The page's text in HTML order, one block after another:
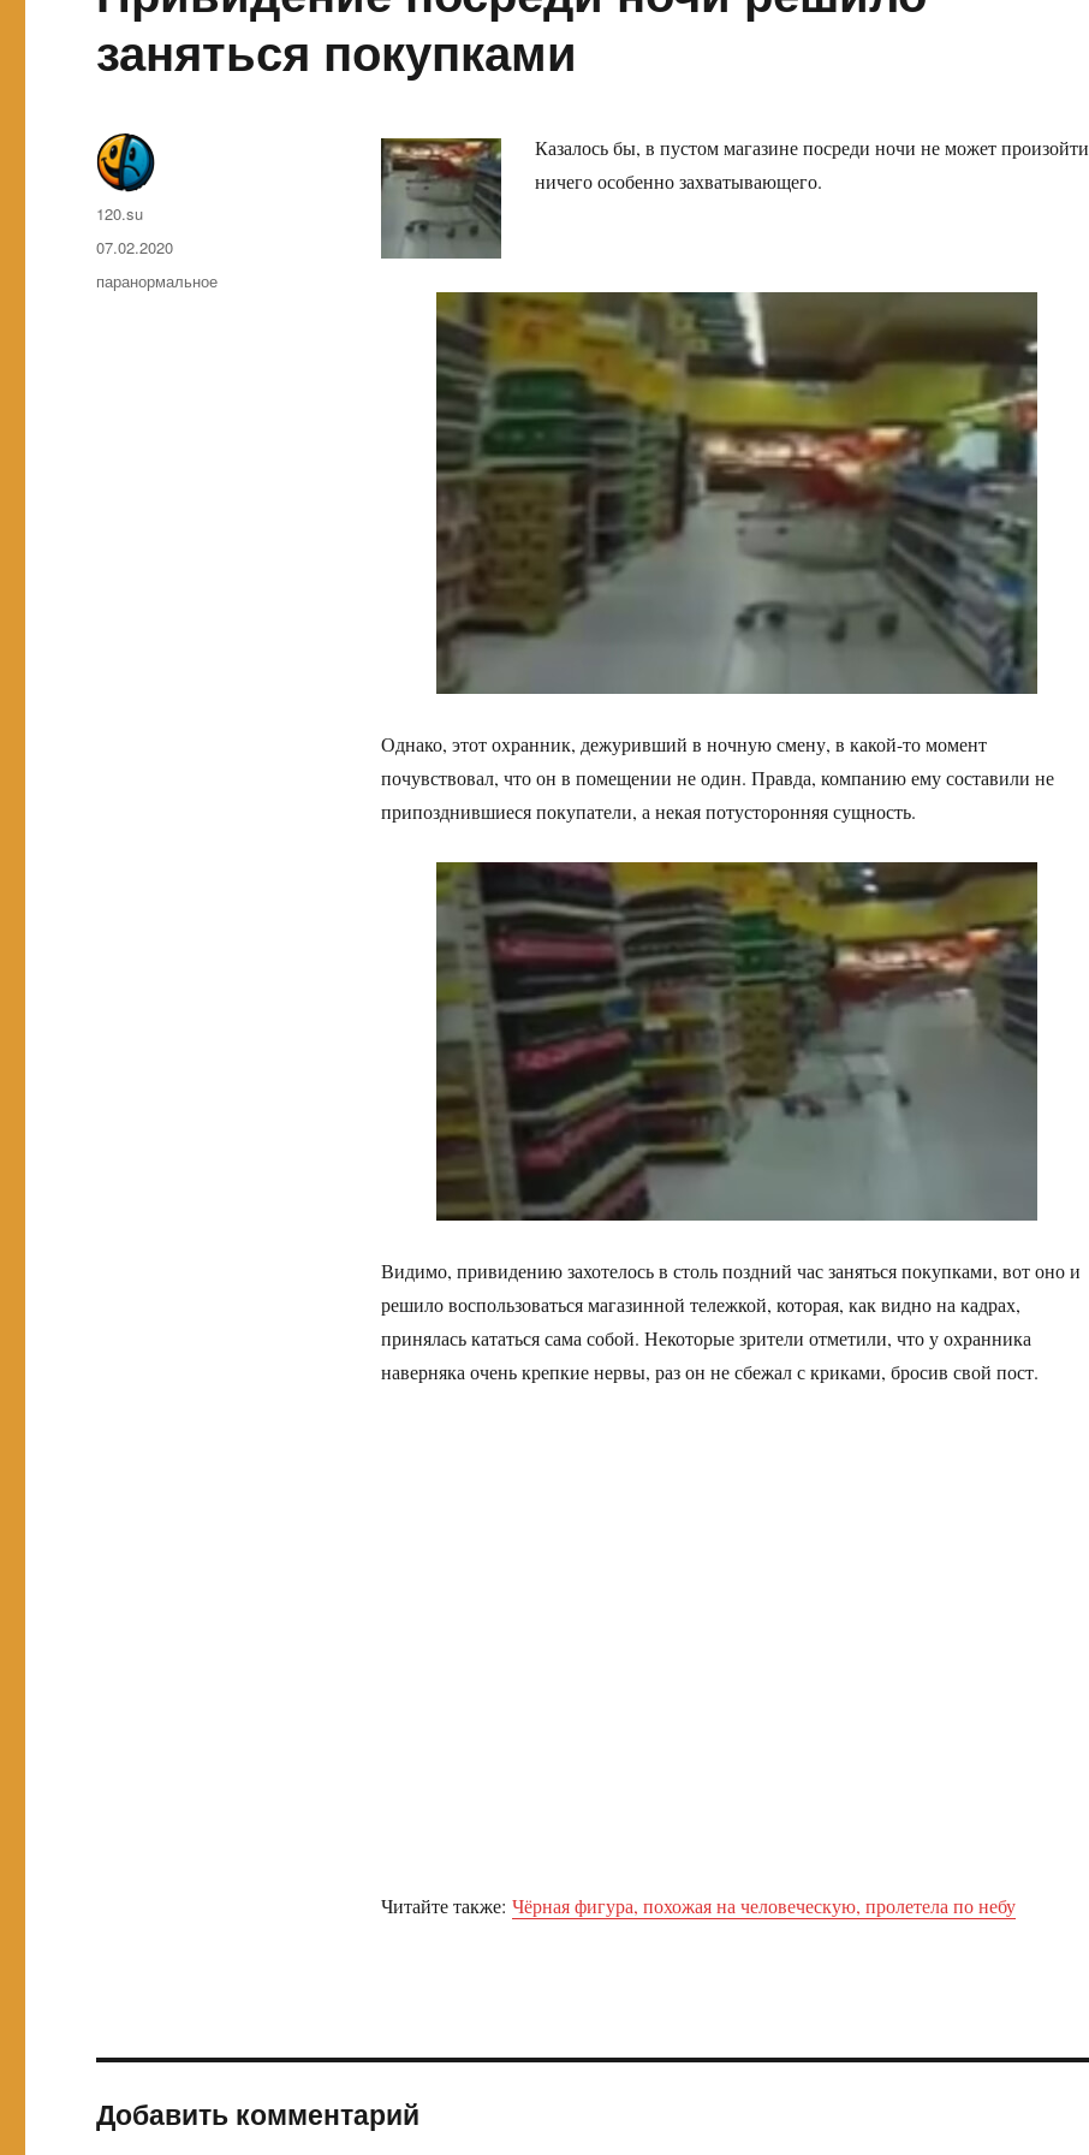
заняться покупками
Казалось бы, в пустом магазине посреди ночи не может произойти
ничего особенно захватывающего.
Однако, этот охранник, дежуривший в ночную смену, в какой-то момент
почувствовал, что он в помещении не один. Правда, компанию ему составили не
припозднившиеся покупатели, а некая потусторонняя сущность.
Видимо, привидению захотелось в столь поздний час заняться покупками, вот оно и
решило воспользоваться магазинной тележкой, которая, как видно на кадрах,
принялась кататься сама собой. Некоторые зрители отметили, что у охранника
наверняка очень крепкие нервы, раз он не сбежал с криками, бросив свой пост.
Читайте также: Чёрная фигура, похожая на человеческую, пролетела по небу
Автор
120.su
Опубликовано
07.02.2020
Метки
паранормальное
Добавить комментарий